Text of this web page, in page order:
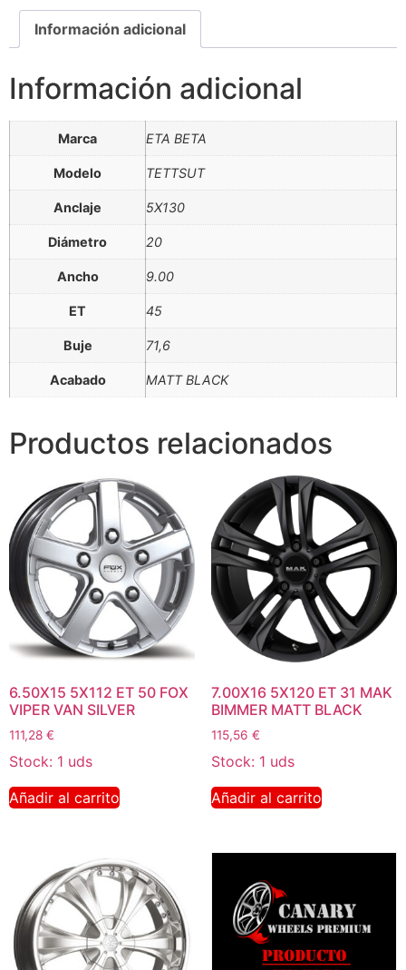
Información adicional
Información adicional
Marca ETA BETA
Modelo TETTSUT
Anclaje 5X130
Diámetro 20
Ancho 9.00
ET 45
Buje 71,6
Acabado MATT BLACK
Productos relacionados
6.50X15 5X112 ET 50 FOX
VIPER VAN SILVER
111,28 €
Stock: 1 uds
Añadir al carrito
7.00X16 5X120 ET 31 MAK
BIMMER MATT BLACK
115,56 €
Stock: 1 uds
Añadir al carrito